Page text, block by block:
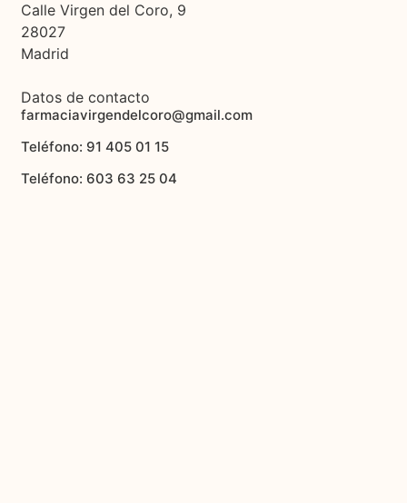
Calle Virgen del Coro, 9
28027
Madrid
Datos de contacto
farmaciavirgendelcoro@gmail.com
Teléfono: 91 405 01 15
Teléfono: 603 63 25 04